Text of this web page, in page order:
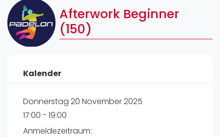
Padelplatzbauer
Verschiedenes
Veranstaltungen
International
Ranking
Männer
Afterwork Beginner
(150)
Kalender
Donnerstag 20 November 2025
17:00 - 19:00
Anmeldezeitraum: